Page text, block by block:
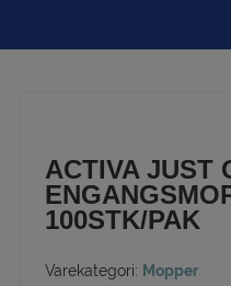
ACTIVA JUST
100STK/PAK
Varekategori: Mopper